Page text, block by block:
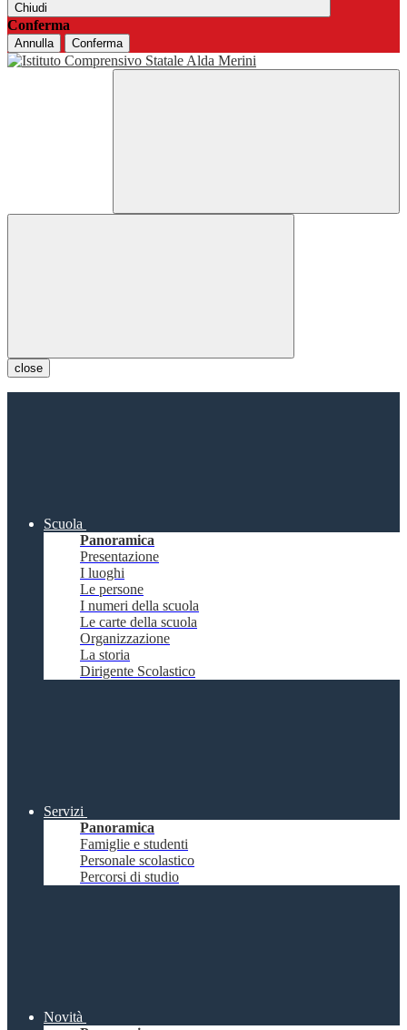
Chiudi
Conferma
Annulla Conferma
close
Scuola
Panoramica
Presentazione
I luoghi
Le persone
I numeri della scuola
Le carte della scuola
Organizzazione
La storia
Dirigente Scolastico
Servizi
Panoramica
Famiglie e studenti
Personale scolastico
Percorsi di studio
Novità